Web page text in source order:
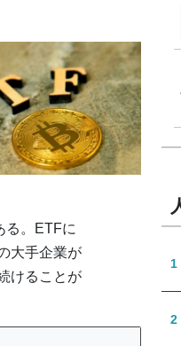
る。ETFに
大手企業が
けることが
1
2